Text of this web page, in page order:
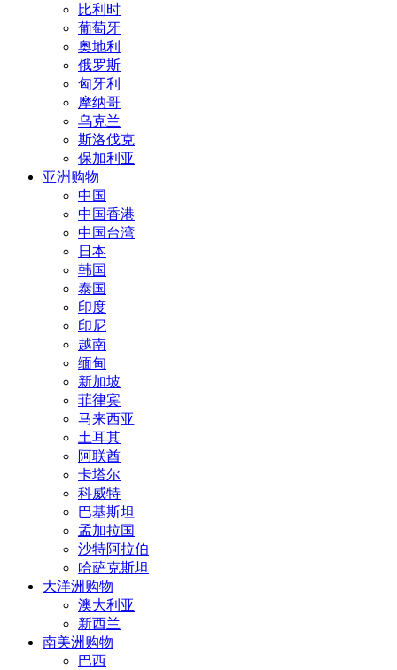
比利时
葡萄牙
奥地利
俄罗斯
匈牙利
摩纳哥
乌克兰
斯洛伐克
保加利亚
亚洲购物
中国
中国香港
中国台湾
日本
韩国
泰国
印度
印尼
越南
缅甸
新加坡
菲律宾
马来西亚
土耳其
阿联酋
卡塔尔
科威特
巴基斯坦
孟加拉国
沙特阿拉伯
哈萨克斯坦
大洋洲购物
澳大利亚
新西兰
南美洲购物
巴西